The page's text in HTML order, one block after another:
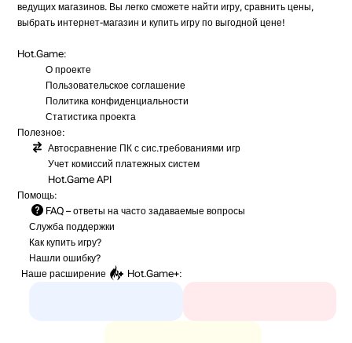
ведущих магазинов. Вы легко сможете найти игру, сравнить цены,
выбрать интернет-магазин и купить игру по выгодной цене!
Hot.Game:
О проекте
Пользовательское соглашение
Политика конфиденциальности
Статистика проекта
Полезное:
Автосравнение ПК с сис.требованиями игр
Учет комиссий платежных систем
Hot.Game API
Помощь:
FAQ – ответы на часто задаваемые вопросы
Служба поддержки
Как купить игру?
Нашли ошибку?
Наше расширение
Hot.Game+: